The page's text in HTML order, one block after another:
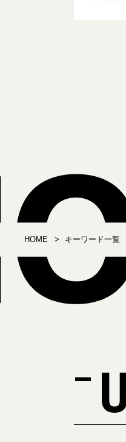
HOME キーワード一覧